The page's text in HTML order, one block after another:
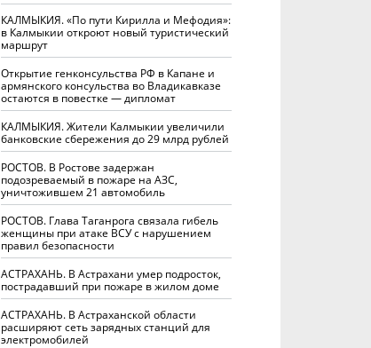
КАЛМЫКИЯ. «По пути Кирилла и Мефодия»:
в Калмыкии откроют новый туристический
маршрут
Открытие генконсульства РФ в Капане и
армянского консульства во Владикавказе
остаются в повестке — дипломат
КАЛМЫКИЯ. Жители Калмыкии увеличили
банковские сбережения до 29 млрд рублей
РОСТОВ. В Ростове задержан
подозреваемый в пожаре на АЗС,
уничтожившем 21 автомобиль
РОСТОВ. Глава Таганрога связала гибель
женщины при атаке ВСУ с нарушением
правил безопасности
АСТРАХАНЬ. В Астрахани умер подросток,
пострадавший при пожаре в жилом доме
АСТРАХАНЬ. В Астраханской области
расширяют сеть зарядных станций для
электромобилей